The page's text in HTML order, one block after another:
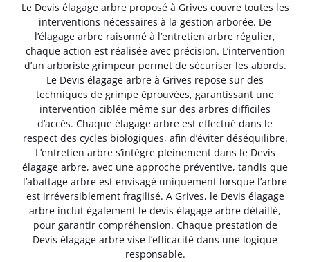
Le Devis élagage arbre proposé à Grives couvre toutes les
interventions nécessaires à la gestion arborée. De
l’élagage arbre raisonné à l’entretien arbre régulier,
chaque action est réalisée avec précision. L’intervention
d’un arboriste grimpeur permet de sécuriser les abords.
Le Devis élagage arbre à Grives repose sur des
techniques de grimpe éprouvées, garantissant une
intervention ciblée même sur des arbres difficiles
d’accès. Chaque élagage arbre est effectué dans le
respect des cycles biologiques, afin d’éviter déséquilibre.
L’entretien arbre s’intègre pleinement dans le Devis
élagage arbre, avec une approche préventive, tandis que
l’abattage arbre est envisagé uniquement lorsque l’arbre
est irréversible­ment fragilisé. A Grives, le Devis élagage
arbre inclut également le devis élagage arbre détaillé,
pour garantir compréhension. Chaque prestation de
Devis élagage arbre vise l’efficacité dans une logique
responsable.